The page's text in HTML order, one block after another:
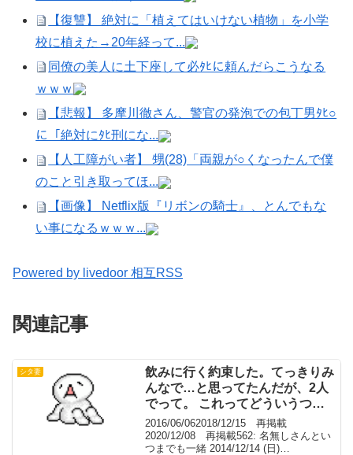
【復讐】 絶対に「植えてはいけない植物」を小学
校に植えた→20年経って...
同僚の美人に土下座して必ﾀﾋに頼んだらこうなる
ｗｗｗ
【悲報】 多摩川徹さん、警官の発泡での包丁男ﾀﾋ○
に「絶対にﾀﾋ刑にな...
【人工障がい者】 甥(28)「両親が○くなったんで僕
のこと引き取ってほ...
【画像】 Netflix版『リボンの騎士』、とんでもな
い事になるｗｗｗ...
Powered by livedoor 相互RSS
関連記事
シタ妻
飲みに行く約束した。てっきりみ
んなで…と思ってたんだが、2人
でって。 これってどういうつも
りだろう？
2016/06/062018/12/15 再掲載
2020/12/08 再掲載562: 名無しさんとい
つまでも一緒 2014/12/14 (日)